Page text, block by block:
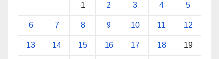
1 2 3 4 5
6 7 8 9 10 11 12
13 14 15 16 17 18 19